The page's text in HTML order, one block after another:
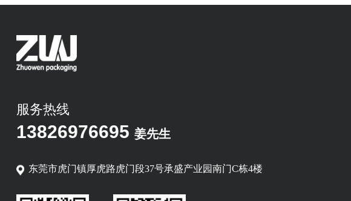
服务热线
13826976695 姜先生
东莞市虎门镇厚虎路虎门段37号承盛产业园南门C栋4楼